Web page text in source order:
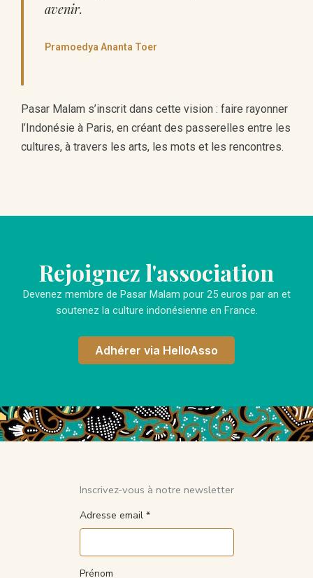
avenir.
Pramoedya Ananta Toer
Pasar Malam s’inscrit dans cette vision : faire rayonner
l’Indonésie à Paris, en créant des passerelles entre les
cultures, à travers les arts, les mots et les rencontres.
Rejoignez l'association
Devenez membre de Pasar Malam pour 25 euros par an et
soutenez la culture indonésienne en France.
Adhérer via HelloAsso
Inscrivez-vous à notre newsletter